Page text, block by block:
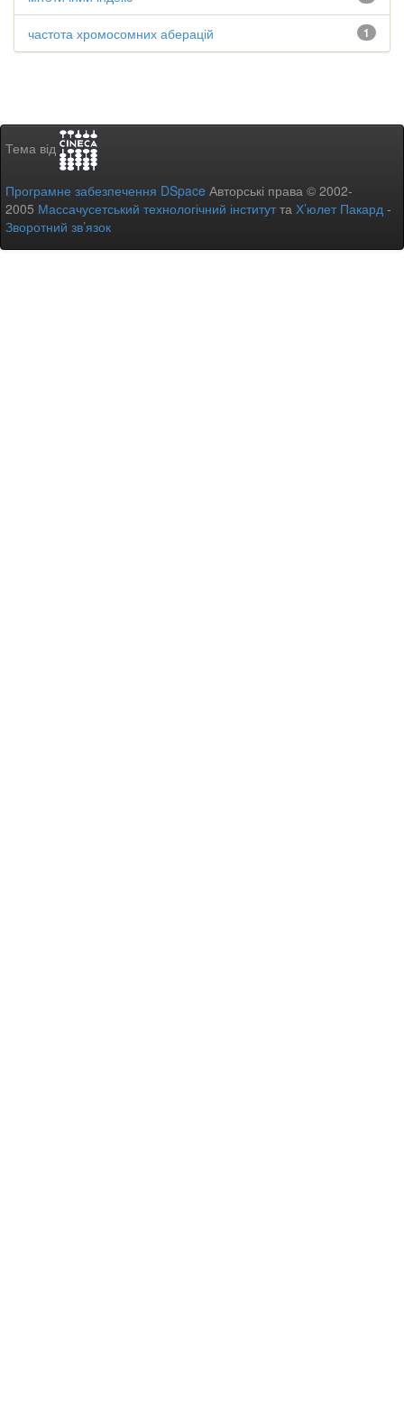
1
частота хромосомних аберацій
Тема від
Програмне забезпечення DSpace Авторські права © 2002-
2005 Массачусетський технологічний інститутта Х’юлет Пакард -
Зворотний зв’язок